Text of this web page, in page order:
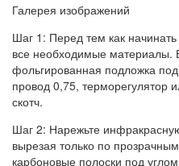
Галерея изображений
Шаг 1: Перед тем как начинать
все необходимые материалы.
фольгированная подложка
провод 0,75, терморегулятор
скотч.
Шаг 2: Нарежьте
вырезая только по
карбоновые полоски под